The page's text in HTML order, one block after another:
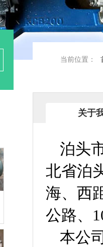
当前位置：
关于
泊头
北省泊
海、西
公路、
本公